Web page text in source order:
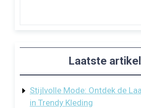
Laatste
Stijlvolle Mode: Ontdek de
in Trendy Kleding